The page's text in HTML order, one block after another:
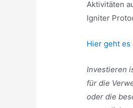
Aktivitäten
Igniter
Hier geht es
Investieren
für die
oder die